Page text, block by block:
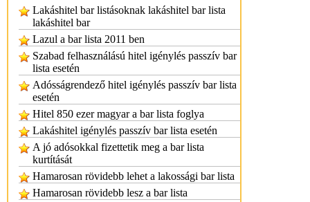
Lakáshitel bar listásoknak lakáshitel bar lista
lakáshitel bar
Lazul a bar lista 2011 ben
Szabad felhasználású hitel igénylés passzív bar
lista esetén
Adósságrendező hitel igénylés passzív bar lista
esetén
Hitel 850 ezer magyar a bar lista foglya
Lakáshitel igénylés passzív bar lista esetén
A jó adósokkal fizettetik meg a bar lista
kurtítását
Hamarosan rövidebb lehet a lakossági bar lista
Hamarosan rövidebb lesz a bar lista